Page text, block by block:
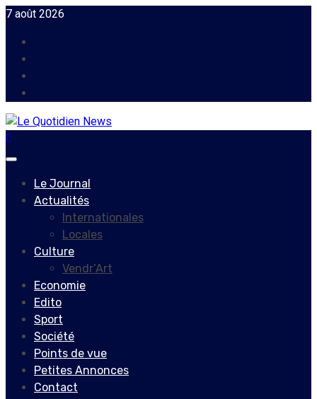
Skip
content
7 août 2026
Primary
Le Journal
Actualités
Internationales
Locales
Culture
Vendr’Art
Economie
Edito
Sport
Société
Points de vue
Petites Annonces
Contact